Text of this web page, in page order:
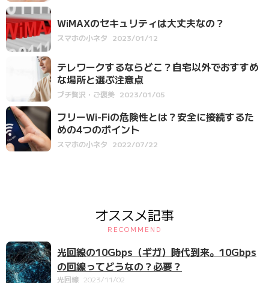
WiMAXのセキュリティは大丈夫なの？
スマホの小ネタ 2023/01/12
テレワークするならどこ？自宅以外でおすすめ
な場所と選ぶ注意点
プチ贅沢・ご褒美 2023/01/05
フリーWi-Fiの危険性とは？安全に接続するた
めの4つのポイント
スマホの小ネタ 2022/07/22
オススメ記事
RECOMMEND
光回線の10Gbps（ギガ）時代到来。10Gbps
の回線ってどうなの？必要？
光回線 2023/11/02